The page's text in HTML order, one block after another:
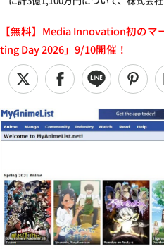
【無料】Media Innovation初の
ting Day 2026」9/10開催！